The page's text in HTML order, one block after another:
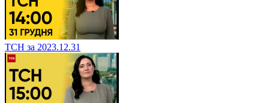
ТСН за 2023.12.31